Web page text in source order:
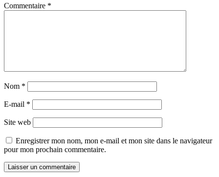
Commentaire *
Nom *
E-mail *
Site web
Enregistrer mon nom, mon e-mail et mon site dans le navigateur
pour mon prochain commentaire.